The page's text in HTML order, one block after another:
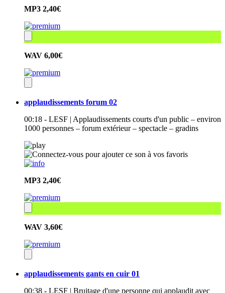
MP3 2,40€
WAV 6,00€
applaudissements forum 02
00:18 - LESF | Applaudissements courts d'un public – environ
1000 personnes – forum extérieur – spectacle – gradins
MP3 2,40€
WAV 3,60€
applaudissements gants en cuir 01
00:38 - LESF | Bruitage d'une personne qui applaudit avec